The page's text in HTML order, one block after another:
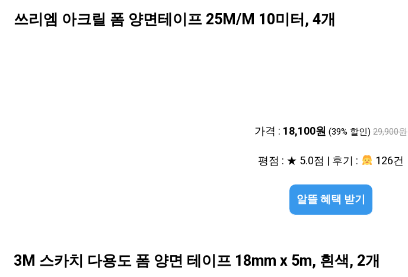
쓰리엠 아크릴 폼 양면테이프 25M/M 10미터, 4개
가격 : 18,100원 (39% 할인) 29,900원
평점 : ★ 5.0점 | 후기 : 126건
알뜰 혜택 받기
3M 스카치 다용도 폼 양면 테이프 18mm x 5m, 흰색, 2개